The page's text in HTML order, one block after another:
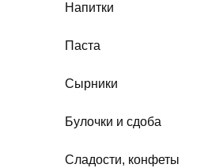
Напитки
Паста
Сырники
Булочки и сдоба
Сладости, конфеты